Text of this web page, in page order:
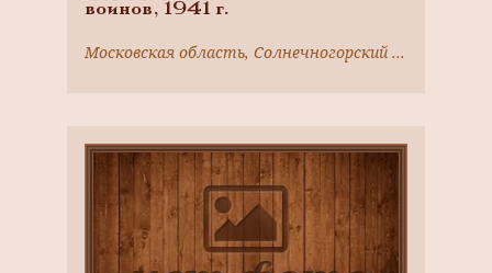
воинов, 1941 г.
Московская область, Солнечногорский район, с. Ржавки, 30 м от Ленинградского шоссе, у развилки дорог